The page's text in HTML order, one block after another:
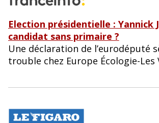
Election présidentielle : Yannick
candidat sans primaire ?
Une déclaration de l’eurodéputé
trouble chez Europe Écologie-Les